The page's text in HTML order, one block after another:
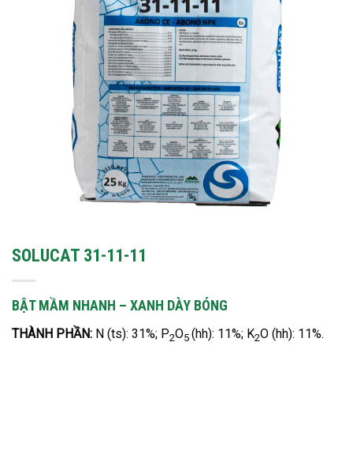
SOLUCAT 31-11-11
BẬT MẦM NHANH – XANH DÀY BÓNG
THÀNH PHẦN: N (ts): 31%; P2O5 (hh): 11%; K2O (hh): 11%.